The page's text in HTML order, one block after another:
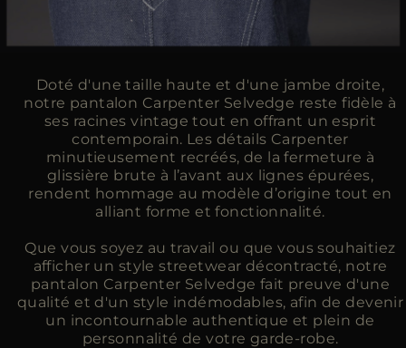
Doté d'une taille haute et d'une jambe droite,
notre pantalon Carpenter Selvedge reste fidèle à
ses racines vintage tout en offrant un esprit
contemporain. Les détails Carpenter
minutieusement recréés, de la fermeture à
glissière brute à l’avant aux lignes épurées,
rendent hommage au modèle d’origine tout en
alliant forme et fonctionnalité.
Que vous soyez au travail ou que vous souhaitiez
afficher un style streetwear décontracté, notre
pantalon Carpenter Selvedge fait preuve d'une
qualité et d'un style indémodables, afin de devenir
un incontournable authentique et plein de
personnalité de votre garde-robe.